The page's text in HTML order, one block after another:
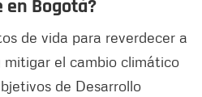
Bogotá?
de vida para reverdecer a
el cambio climático
de Desarrollo